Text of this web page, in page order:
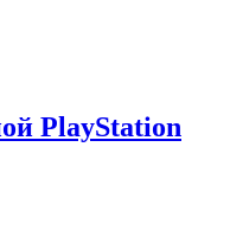
PlayStation